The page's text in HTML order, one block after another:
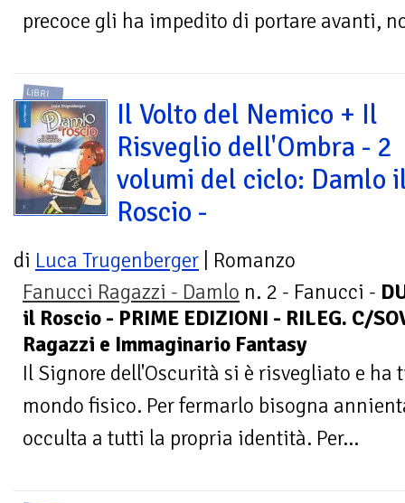
precoce gli ha impedito di portare avanti,
LIBRI
Il Volto del Nemico + Il
Risveglio dell'Ombra - 2
volumi del ciclo: Damlo
Roscio -
di Luca Trugenberger | Romanzo
Fanucci Ragazzi - Damlo n. 2 - Fanucci -
il Roscio - PRIME EDIZIONI - RILEG. C/
Ragazzi e Immaginario Fantasy
Il Signore dell'Oscurità si è risvegliato e ha
mondo fisico. Per fermarlo bisogna
occulta a tutti la propria identità. Per...